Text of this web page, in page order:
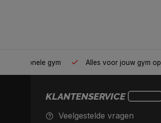
Van homegym tot professionele gym
KLANTENSERVICE
Veelgestelde vragen